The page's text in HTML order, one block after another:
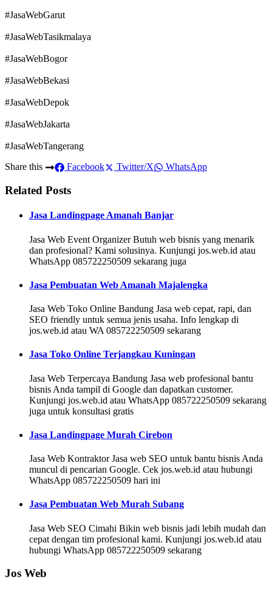
#JasaWebGarut
#JasaWebTasikmalaya
#JasaWebBogor
#JasaWebBekasi
#JasaWebDepok
#JasaWebJakarta
#JasaWebTangerang
Share this
Facebook Twitter/X WhatsApp
Related Posts
Jasa Landingpage Amanah Banjar
Jasa Web Event Organizer Butuh web bisnis yang menarik
dan profesional? Kami solusinya. Kunjungi jos.web.id atau
WhatsApp 085722250509 sekarang juga
Jasa Pembuatan Web Amanah Majalengka
Jasa Web Toko Online Bandung Jasa web cepat, rapi, dan
SEO friendly untuk semua jenis usaha. Info lengkap di
jos.web.id atau WA 085722250509 sekarang
Jasa Toko Online Terjangkau Kuningan
Jasa Web Terpercaya Bandung Jasa web profesional bantu
bisnis Anda tampil di Google dan dapatkan customer.
Kunjungi jos.web.id atau WhatsApp 085722250509 sekarang
juga untuk konsultasi gratis
Jasa Landingpage Murah Cirebon
Jasa Web Kontraktor Jasa web SEO untuk bantu bisnis Anda
muncul di pencarian Google. Cek jos.web.id atau hubungi
WhatsApp 085722250509 hari ini
Jasa Pembuatan Web Murah Subang
Jasa Web SEO Cimahi Bikin web bisnis jadi lebih mudah dan
cepat dengan tim profesional kami. Kunjungi jos.web.id atau
hubungi WhatsApp 085722250509 sekarang
Jos Web